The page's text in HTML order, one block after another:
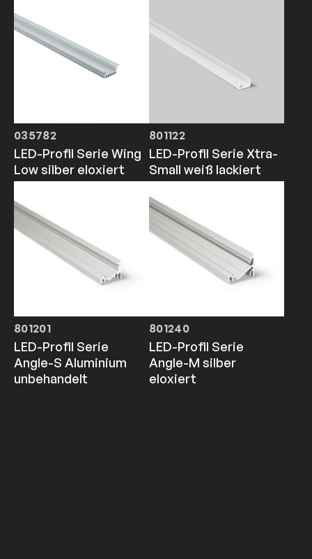
035782
LED-Profil Serie Wing
Low silber eloxiert
801122
LED-Profil Serie Xtra-
Small weiß lackiert
801201
LED-Profil Serie
Angle-S Aluminium
unbehandelt
801240
LED-Profil Serie
Angle-M silber
eloxiert